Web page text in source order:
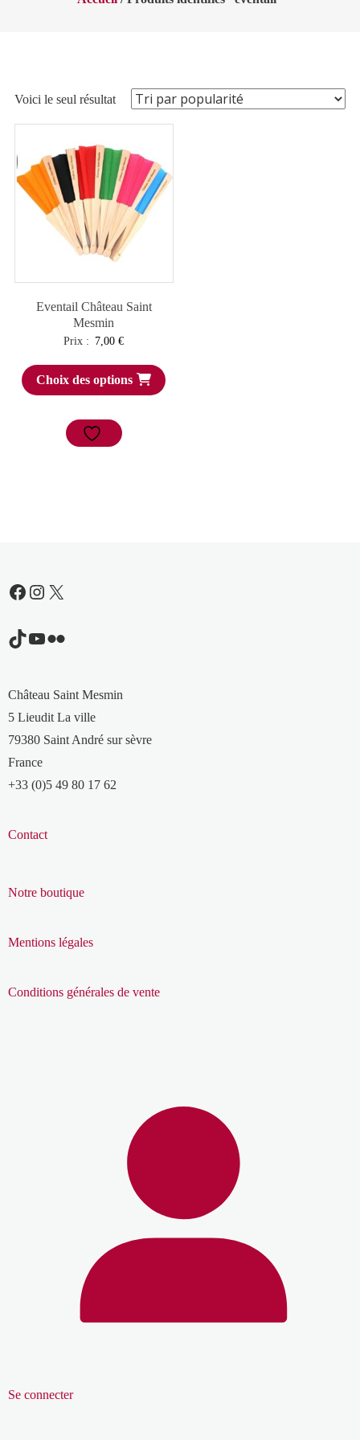
Voici le seul résultat
Eventail Château Saint
Mesmin
Prix : 7,00€
Choix des options
Facebook
Instagram
X
TikTok
YouTube
Flickr
Château Saint Mesmin
5 Lieudit La ville
79380 Saint André sur sèvre
France
+33 (0)5 49 80 17 62
Contact
Notre boutique
Mentions légales
Conditions générales de vente
Se connecter